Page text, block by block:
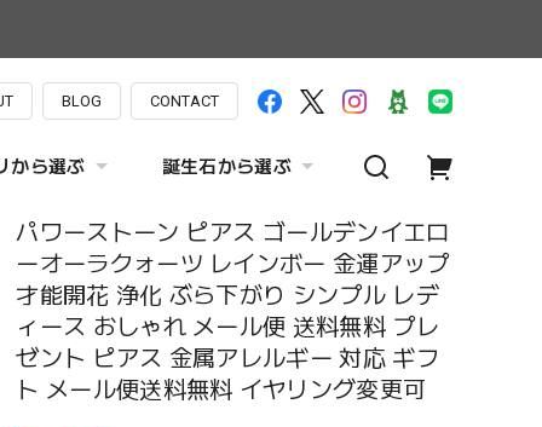
BLOG CONTACT
から選ぶ 誕生石から選ぶ
パワーストーン ピアス ゴールデンイエロ
ーオーラクォーツ レインボー 金運アップ
才能開花 浄化 ぶら下がり シンプル レデ
ィース おしゃれ メール便 送料無料 プレ
ゼント ピアス 金属アレルギー 対応 ギフ
ト メール便送料無料 イヤリング変更可